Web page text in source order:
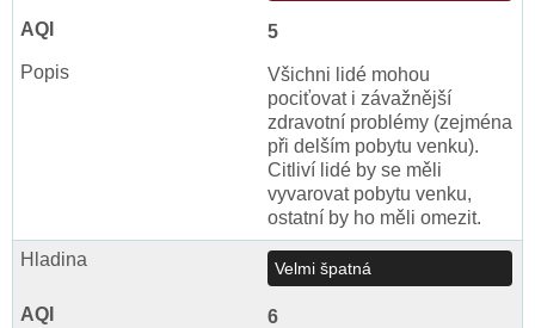
5
Všichni lidé mohou
pociťovat i závažnější
zdravotní problémy (zejména
při delším pobytu venku).
Citliví lidé by se měli
vyvarovat pobytu venku,
ostatní by ho měli omezit.
Velmi špatná
6